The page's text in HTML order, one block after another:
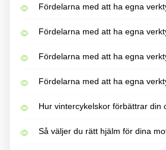
Fördelarna med att ha egna
Fördelarna med att ha egna
Fördelarna med att ha egna
Fördelarna med att ha egna
Hur vintercykelskor förbättrar din
Så väljer du rätt hjälm för dina